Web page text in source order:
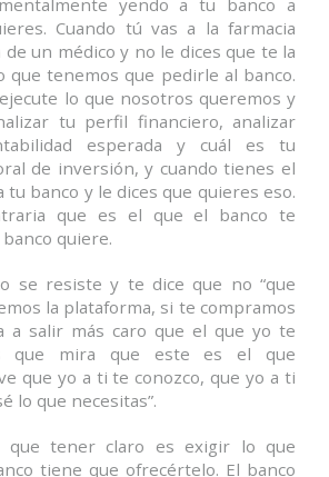
Cuando tú vas a la farmacia
un médico y no le dices que te la
que tenemos que pedirle al banco.
lo que nosotros queremos y
tu perfil financiero, analizar
esperada y cuál es tu
de inversión, y cuando tienes el
tu banco y le dices que quieres eso.
que es el que el banco te
quiere.
se resiste y te dice que no “que
la plataforma, si te compramos
a salir más caro que el que yo te
que mira que este es el que
que yo a ti te conozco, que yo a ti
lo que necesitas”.
que tener claro es exigir lo que
tiene que ofrecértelo. El banco